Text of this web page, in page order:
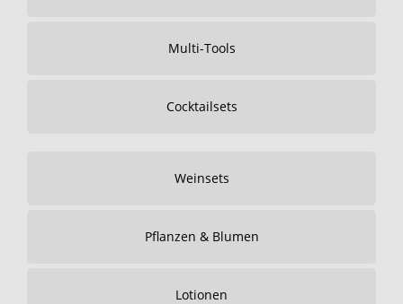
Multi-Tools
Cocktailsets
Weinsets
Pflanzen & Blumen
Lotionen